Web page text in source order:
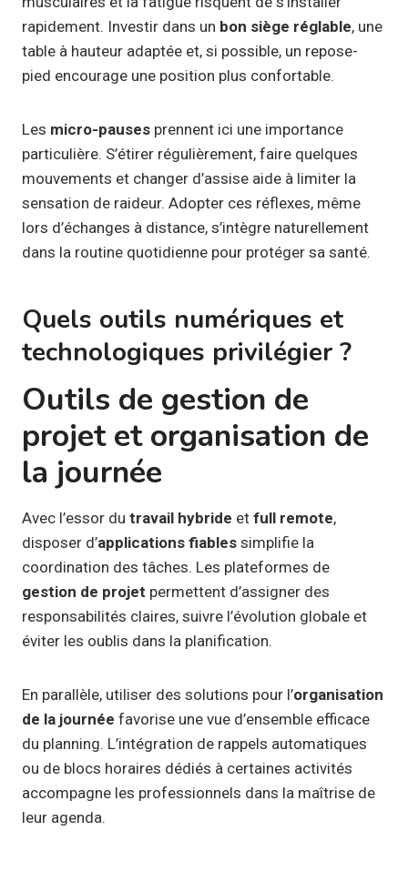
rapidement. Investir dans un bon siège réglable, une
table à hauteur adaptée et, si possible, un repose-
pied encourage une position plus confortable.
Les micro-pauses prennent ici une importance
particulière. S’étirer régulièrement, faire quelques
mouvements et changer d’assise aide à limiter la
sensation de raideur. Adopter ces réflexes, même
lors d’échanges à distance, s’intègre naturellement
dans la routine quotidienne pour protéger sa santé.
Quels outils numériques et
technologiques privilégier ?
Outils de gestion de
projet et organisation de
la journée
Avec l’essor du travail hybride et full remote,
disposer d’applications fiables simplifie la
coordination des tâches. Les plateformes de
gestion de projet permettent d’assigner des
responsabilités claires, suivre l’évolution globale et
éviter les oublis dans la planification.
En parallèle, utiliser des solutions pour l’organisation
de la journée favorise une vue d’ensemble efficace
du planning. L’intégration de rappels automatiques
ou de blocs horaires dédiés à certaines activités
accompagne les professionnels dans la maîtrise de
leur agenda.